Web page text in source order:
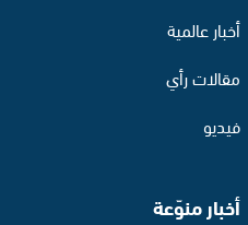
أخبار عالمية
مقالات رأي
فيديو
أخبار منوّعة